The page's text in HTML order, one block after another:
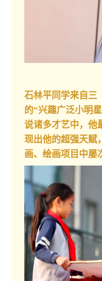
石林平同学来自三
的“兴趣广泛小明
说诸多才艺中，他
现出他的超强天赋
画、绘画项目中屡